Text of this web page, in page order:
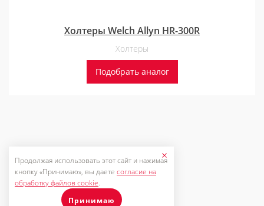
Холтеры Welch Allyn HR-300R
Холтеры
Подобрать аналог
Продолжая использовать этот сайт и нажимая
кнопку «Принимаю», вы даете согласие на
обработку файлов cookie.
Принимаю